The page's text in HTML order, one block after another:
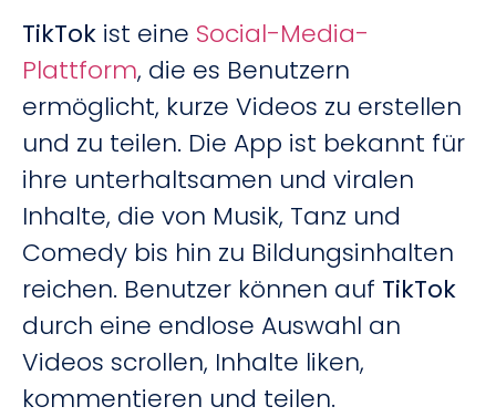
TikTok ist eine Social-Media-
Plattform, die es Benutzern
ermöglicht, kurze Videos zu erstellen
und zu teilen. Die App ist bekannt für
ihre unterhaltsamen und viralen
Inhalte, die von Musik, Tanz und
Comedy bis hin zu Bildungsinhalten
reichen. Benutzer können auf TikTok
durch eine endlose Auswahl an
Videos scrollen, Inhalte liken,
kommentieren und teilen.